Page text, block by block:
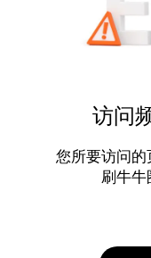
访问
您所要访问
刷牛牛